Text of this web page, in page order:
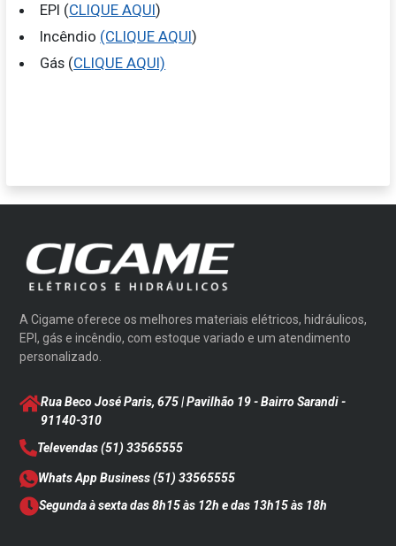
EPI (CLIQUE AQUI)
Incêndio (CLIQUE AQUI)
Gás (CLIQUE AQUI)
A Cigame oferece os melhores materiais elétricos, hidráulicos,
EPI, gás e incêndio, com estoque variado e um atendimento
personalizado.
Rua Beco José Paris, 675 | Pavilhão 19 - Bairro Sarandi-
91140-310
Televendas(51) 33565555
Whats App Business(51) 33565555
Segunda à sexta das 8h15 às 12h e das 13h15 às 18h